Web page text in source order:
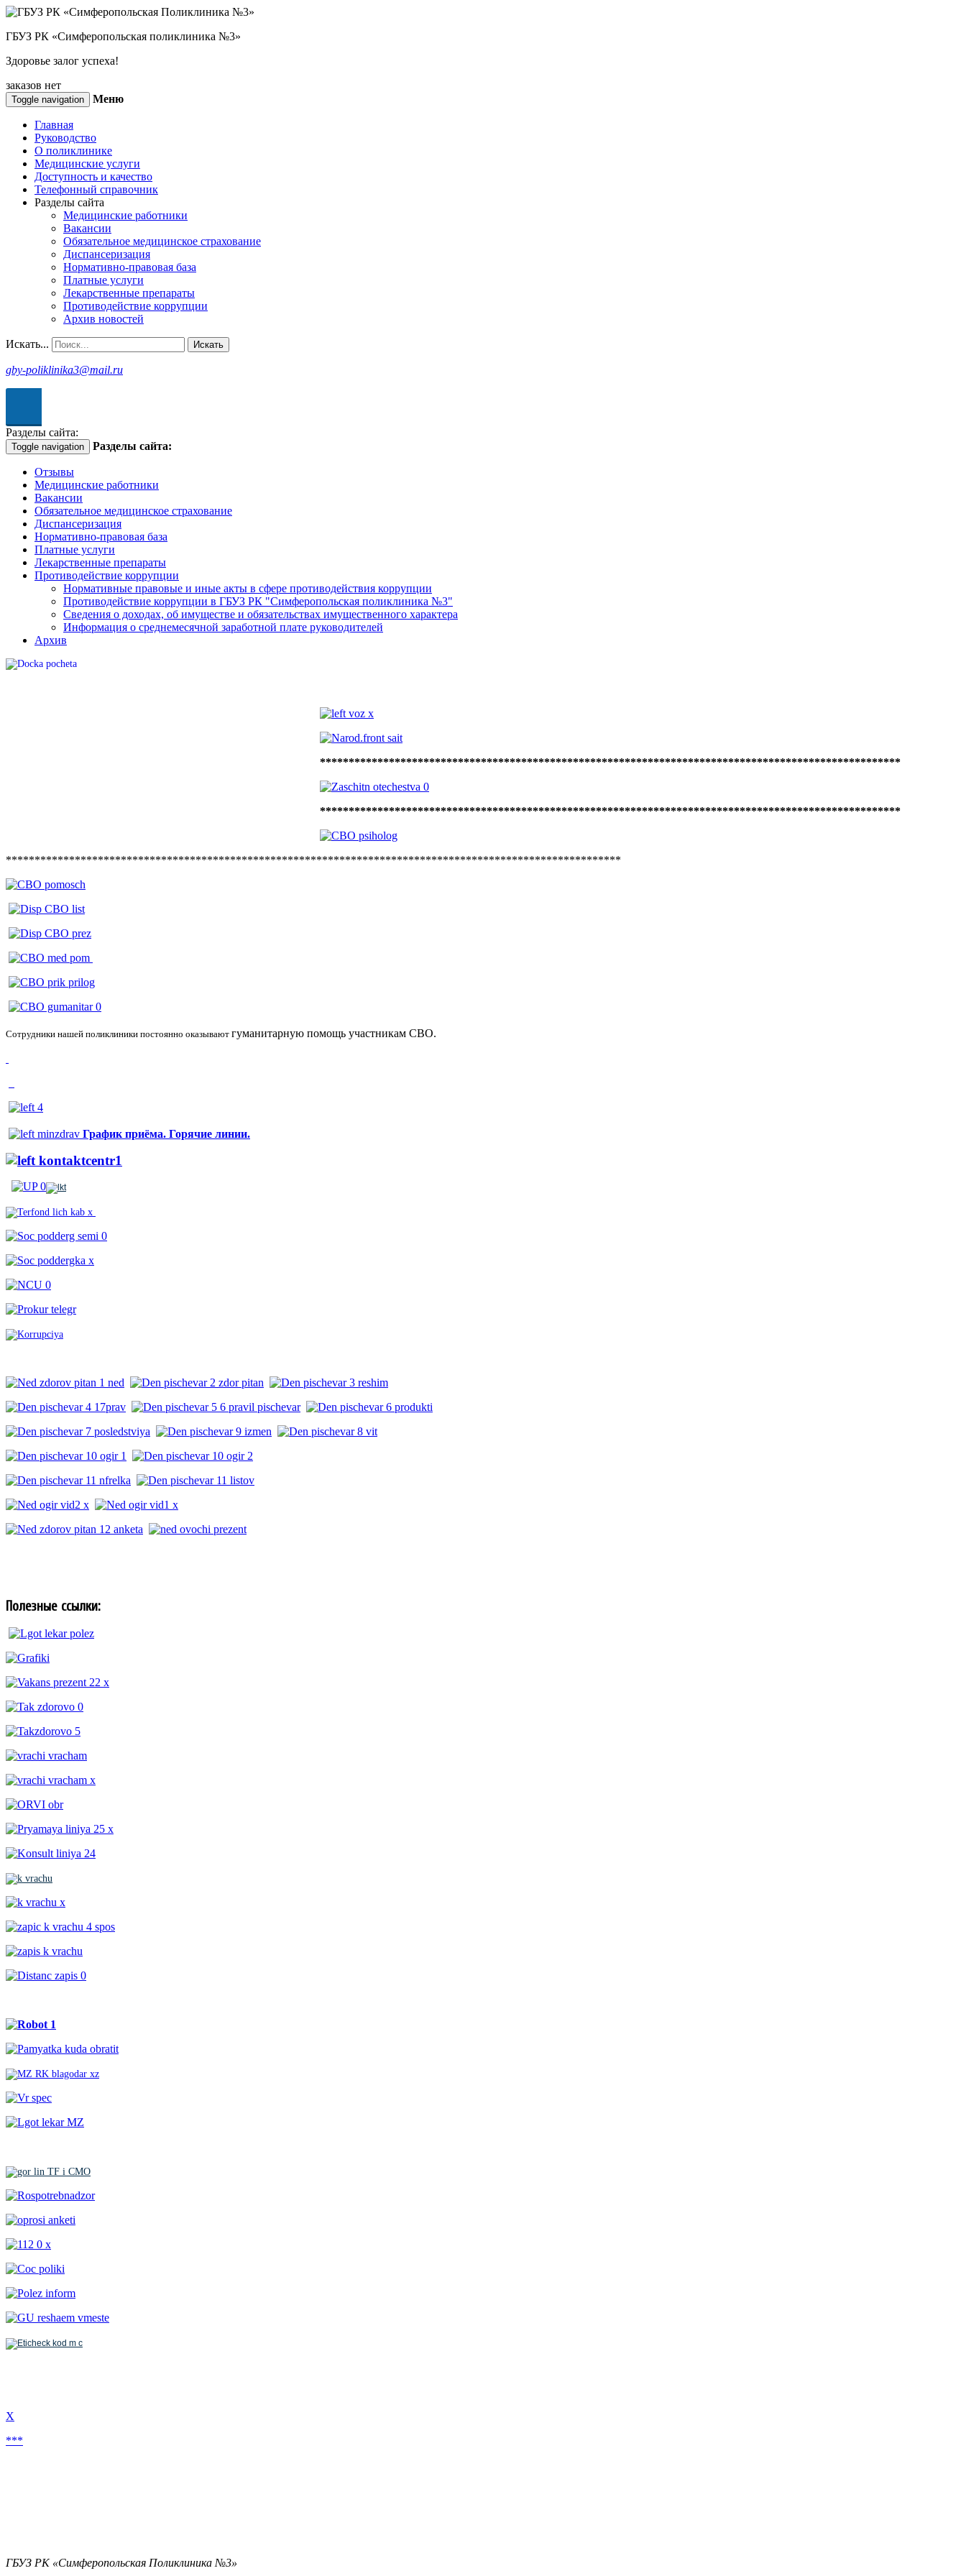
ГБУЗ РК «Симферопольская поликлиника №3»
Здоровье залог успеха!
заказов нет
Toggle navigation Меню
Главная
Руководство
О поликлинике
Медицинские услуги
Доступность и качество
Телефонный справочник
Разделы сайта
Медицинские работники
Вакансии
Обязательное медицинское страхование
Диспансеризация
Нормативно-правовая база
Платные услуги
Лекарственные препараты
Противодействие коррупции
Архив новостей
Искать... Искать
gby-poliklinika3@mail.ru
Разделы сайта:
Toggle navigation Разделы сайта:
Отзывы
Медицинские работники
Вакансии
Обязательное медицинское страхование
Диспансеризация
Нормативно-правовая база
Платные услуги
Лекарственные препараты
Противодействие коррупции
Нормативные правовые и иные акты в сфере противодействия коррупции
Противодействие коррупции в ГБУЗ РК "Симферопольская поликлиника №3"
Сведения о доходах, об имуществе и обязательствах имущественного характера
Информация о среднемесячной заработной плате руководителей
Архив
*****************************************************************************************************
*****************************************************************************************************
***********************************************************************************************************
Сотрудники нашей поликлиники постоянно оказывают гуманитарную помощь участникам СВО.
График приёма. Горячие линии.
Полезные ссылки:
Х
***
ГБУЗ РК «Симферопольская Поликлиника №3»